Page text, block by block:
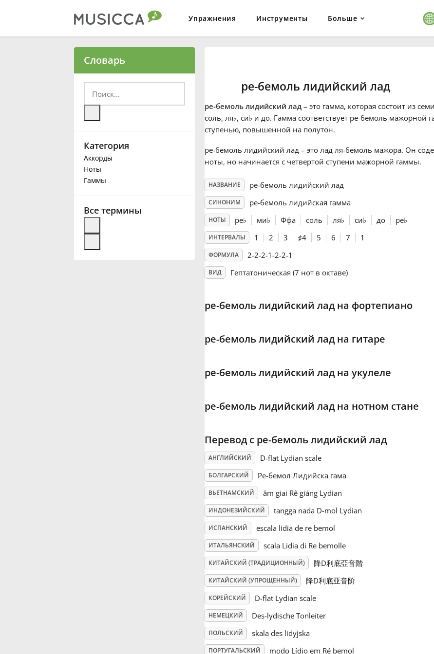
Упражнения Инструменты Больше
Български
Deutsch
Français
Словарь
Категория
Аккорды
Ноты
Гаммы
Все термины
ре-бемоль лидийский лад
ре-бемоль лидийский лад– это гамма, которая состоит из
соль, ля♭, си♭ и до. Гамма соответствует ре-бемоль мажорной
ступенью, повышенной на полутон.
ре-бемоль лидийский лад – это лад ля-бемоль мажора. Он
ноты, но начинается с четвертой ступени мажорной гаммы.
НАЗВАНИЕ ре-бемоль лидийский лад
СИНОНИМ ре-бемоль лидийская гамма
НОТЫ ре♭ ми♭ Ффа соль ля♭ си♭ до ре♭
ИНТЕРВАЛЫ 1 2 3 ♯4 5 6 7 1
ФОРМУЛА 2-2-2-1-2-2-1
ВИД Гептатоническая (7 нот в октаве)
ре-бемоль лидийский лад на фортепиано
ре-бемоль лидийский лад на гитаре
ре-бемоль лидийский лад на укулеле
ре-бемоль лидийский лад на нотном стане
Перевод с ре-бемоль лидийский лад
АНГЛИЙСКИЙ D-flat Lydian scale
БОЛГАРСКИЙ Ре-бемол Лидийска гама
ВЬЕТНАМСКИЙ âm giai Rê giáng Lydian
ИНДОНЕЗИЙСКИЙ tangga nada D-mol Lydian
ИСПАНСКИЙ escala lidia de re bemol
ИТАЛЬЯНСКИЙ scala Lidia di Re bemolle
КИТАЙСКИЙ (ТРАДИЦИОННЫЙ) 降D利底亞音階
КИТАЙСКИЙ (УПРОЩЕННЫЙ) 降D利底亚音阶
КОРЕЙСКИЙ D-flat Lydian scale
НЕМЕЦКИЙ Des-lydische Tonleiter
ПОЛЬСКИЙ skala des lidyjska
ПОРТУГАЛЬСКИЙ modo Lídio em Ré bemol